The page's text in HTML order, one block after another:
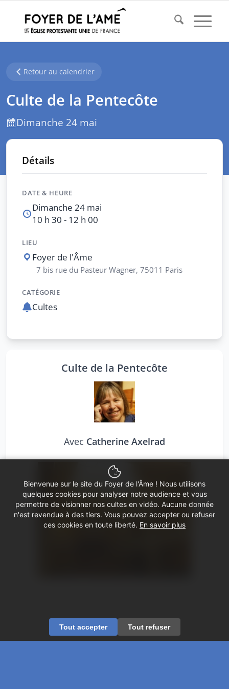
Retour au calendrier
Culte de la Pentecôte
Dimanche 24 mai
Culte de la Pentecôte
Avec Catherine Axelrad
Détails
DATE & HEURE
Dimanche 24 mai
10 h 30 - 12 h 00
LIEU
Foyer de l'Âme
7 bis rue du Pasteur Wagner, 75011 Paris
CATÉGORIE
Cultes
Bienvenue sur le site du Foyer de l'Âme ! Nous utilisons
quelques cookies pour analyser notre audience et vous
permettre de visionner nos cultes en vidéo. Aucune donnée
n'est revendue à des tiers. Vous pouvez accepter ou refuser
ces cookies en toute liberté. En savoir plus
Tout accepter Tout refuser